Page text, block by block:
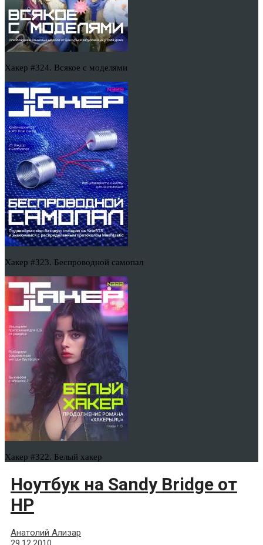
Хакер #324. Всякое с моделями
Хакер #323. Беспроводной самопал
Хакер #322. Белый хакер
Ноутбук на Sandy Bridge от
HP
Анатолий Ализар